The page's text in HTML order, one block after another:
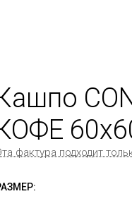
фактура подходит